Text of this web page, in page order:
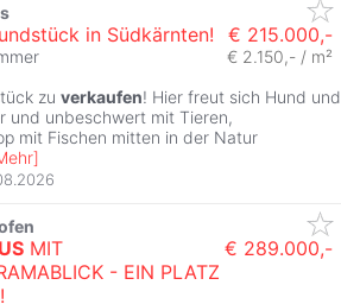
in Südkärnten! € 215.000,-
€ 2.150,- / m²
zu verkaufen! Hier freut sich Hund und
und unbeschwert mit Tieren,
mit Fischen mitten in der Natur
]
MIT
- EIN PLATZ
€ 289.000,-